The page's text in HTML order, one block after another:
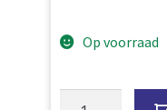
Op voorraad